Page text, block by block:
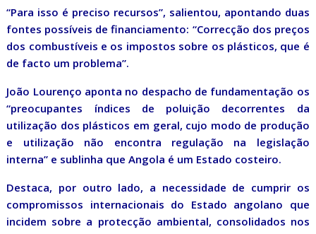
“Para isso é preciso recursos”, salientou, apontando duas
fontes possíveis de financiamento: “Correcção dos preços
dos combustíveis e os impostos sobre os plásticos, que é
de facto um problema”.
João Lourenço aponta no despacho de fundamentação os
“preocupantes índices de poluição decorrentes da
utilização dos plásticos em geral, cujo modo de produção
e utilização não encontra regulação na legislação
interna” e sublinha que Angola é um Estado costeiro.
Destaca, por outro lado, a necessidade de cumprir os
compromissos internacionais do Estado angolano que
incidem sobre a protecção ambiental, consolidados nos